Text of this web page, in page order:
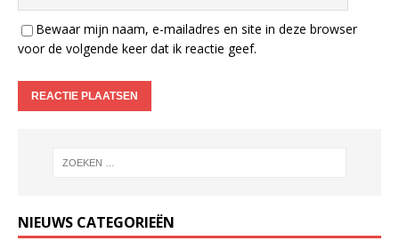
Bewaar mijn naam, e-mailadres en site in deze browser
voor de volgende keer dat ik reactie geef.
NIEUWS CATEGORIEËN